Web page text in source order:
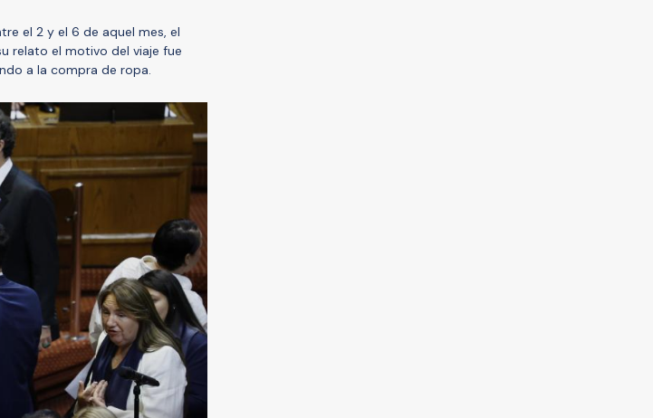
el 2 y el 6 de aquel mes, el
relato el motivo del viaje fue
a la compra de ropa.